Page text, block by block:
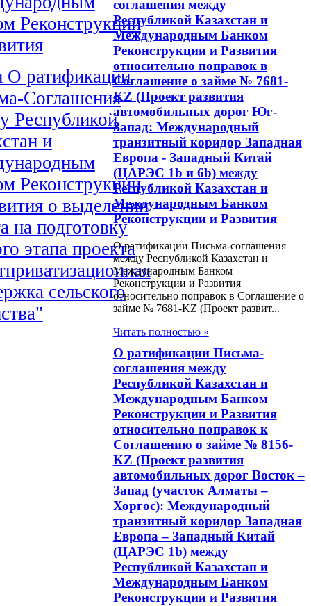
Реконструкции
О ратификации
Соглашения
Республикой
и
Реконструкции
о выделении
на подготовку
этапа проекта
сельского
соглашения между
Республикой Казахстан и
Международным Банком
Реконструкции и Развития
относительно поправок в
Соглашение о займе № 7681-
KZ (Проект развития
автомобильных дорог Юг-
Запад: Международный
транзитный коридор Западная
Европа - Западный Китай
(ЦАРЭС 1b и 6b) между
Республикой Казахстан и
Международным Банком
Реконструкции и Развития
О ратификации Письма-соглашения
между Республикой Казахстан и
Международным Банком
Реконструкции и Развития
относительно поправок в Соглашение о
займе № 7681-KZ (Проект развит...
Читать полностью »
О ратификации Письма-
соглашения между
Республикой Казахстан и
Международным Банком
Реконструкции и Развития
относительно поправок к
Соглашению о займе № 8156-
KZ (Проект развития
автомобильных дорог Восток –
Запад (участок Алматы –
Хоргос): Международный
транзитный коридор Западная
Европа – Западный Китай
(ЦАРЭС 1b) между
Республикой Казахстан и
Международным Банком
Реконструкции и Развития